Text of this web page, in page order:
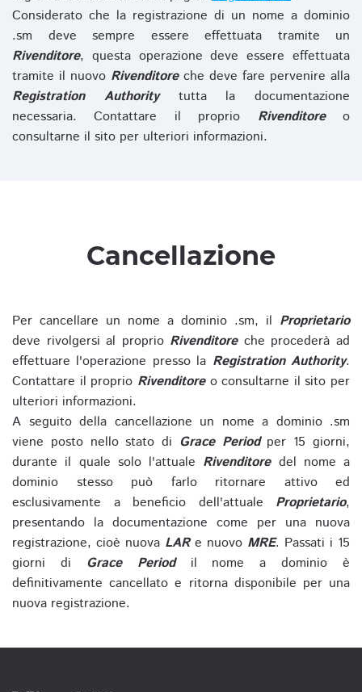
Considerato che la registrazione di un nome a dominio
.sm deve sempre essere effettuata tramite un
Rivenditore, questa operazione deve essere effettuata
tramite il nuovo Rivenditoreche deve fare pervenire alla
Registration Authoritytutta la documentazione
necessaria. Contattare il proprio Rivenditoreo
consultarne il sito per ulteriori informazioni.
Cancellazione
Per cancellare un nome a dominio .sm, il Proprietario
deve rivolgersi al proprio Rivenditoreche procederà ad
effettuare l'operazione presso la Registration Authority.
Contattare il proprio Rivenditoreo consultarne il sito per
ulteriori informazioni.
A seguito della cancellazione un nome a dominio .sm
viene posto nello stato di Grace Periodper 15 giorni,
durante il quale solo l'attuale Rivenditoredel nome a
dominio stesso può farlo ritornare attivo ed
esclusivamente a beneficio dell'attuale Proprietario,
presentando la documentazione come per una nuova
registrazione, cioè nuova LARe nuovo MRE. Passati i 15
giorni di Grace Periodil nome a dominio è
definitivamente cancellato e ritorna disponibile per una
nuova registrazione.